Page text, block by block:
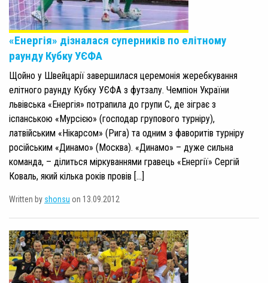
«Енергія» дізналася суперників по елітному
раунду Кубку УЄФА
Щойно у Швейцарії завершилася церемонія жеребкування
елітного раунду Кубку УЄФА з футзалу. Чемпіон України
львівська «Енергія» потрапила до групи С, де зіграє з
іспанською «Мурсією» (господар групового турніру),
латвійським «Нікарсом» (Рига) та одним з фаворитів турніру
російським «Динамо» (Москва). «Динамо» – дуже сильна
команда, – ділиться міркуваннями гравець «Енергії» Сергій
Коваль, який кілька років провів […]
Written by shonsu on 13.09.2012